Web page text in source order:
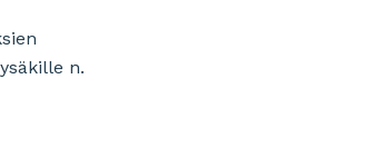
n.